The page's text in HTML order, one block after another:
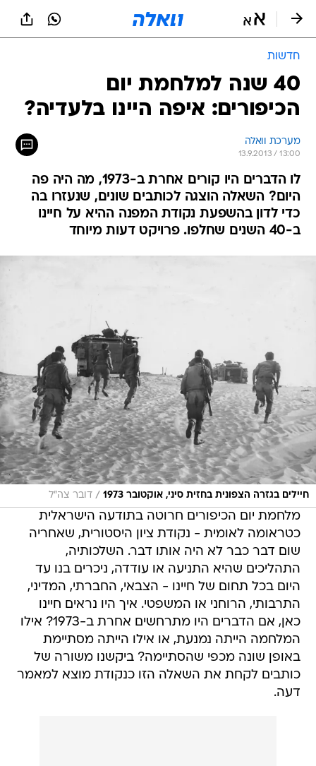
חדשות
40 שנה למלחמת יום
הכיפורים: איפה היינו בלעדיה?
מערכת וואלה
13.9.2013 / 13:00
לו הדברים היו קורים אחרת ב-1973, מה היה פה
היום? השאלה הוצגה לכותבים שונים, שנעזרו בה
כדי לדון בהשפעת נקודת המפנה ההיא על חיינו
ב-40 השנים שחלפו. פרויקט דעות מיוחד
חיילים בגזרה הצפונית בחזית סיני, אוקטובר 1973 / דובר צה"ל
מלחמת יום הכיפורים חרוטה בתודעה הישראלית
כטראומה לאומית - נקודת ציון היסטורית, שאחריה
שום דבר כבר לא היה אותו דבר. השלכותיה,
התהליכים שהיא התניעה או עודדה, ניכרים בנו עד
היום בכל תחום של חיינו - הצבאי, החברתי, המדיני,
התרבותי, הרוחני או המשפטי. איך היו נראים חיינו
כאן, אם הדברים היו מתרחשים אחרת ב-1973? אילו
המלחמה הייתה נמנעת, או אילו הייתה מסתיימת
באופן שונה מכפי שהסתיימה? ביקשנו משורה של
כותבים לקחת את השאלה הזו כנקודת מוצא למאמר
דעה.